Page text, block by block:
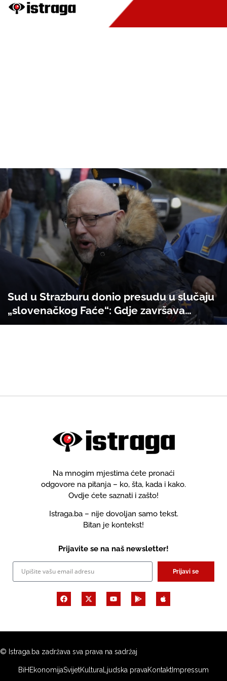
Sud u Strazburu donio presudu u slučaju
„slovenačkog Faće“: Gdje završava
sloboda govora, a počinje put prema
Na mnogim mjestima ćete pronaći
odgovore na pitanja – ko, šta, kada i kako.
Ovdje ćete saznati i zašto!
Istraga.ba – nije dovoljan samo tekst.
Bitan je kontekst!
Prijavite se na naš newsletter!
Prijavi se
© Istraga.ba zadržava sva prava na sadržaj
BiHEkonomijaSvijetKulturaLjudska pravaKontaktImpressum